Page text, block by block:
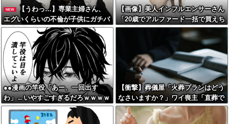
NEW
【うわっ…】専業主婦さん、
エグいくらいの不倫が子供にガチバ
レした結果…
【画像】美人インフルエンサーさん
「20歳でアルファード一括で買えち
ゃう私って素敵」←これってガチな
ん？それともネタなん？w w w w w
●●漫画の竿役「あー、一回出す
わ」←いやすごすぎるだろｗｗｗｗ
ｗｗ
【衝撃】葬儀屋「火葬プランはどう
なさいますか？」ワイ喪主「直葬で
(即答)」→結果ァw w w w w w w w
w w